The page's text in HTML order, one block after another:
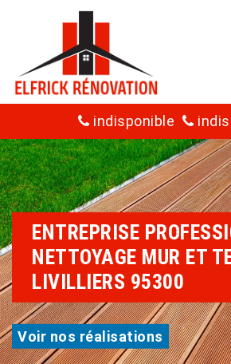
indisponible
ENTREPRISE
NETTOYAGE MUR ET
LIVILLIERS 95300
Voir nos réalisations